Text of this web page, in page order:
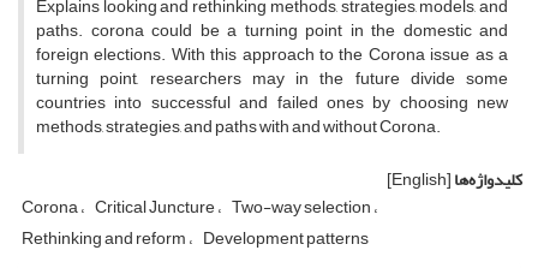
Explains looking and rethinking methods, strategies, models, and
paths. corona could be a turning point in the domestic and
foreign elections. With this approach to the Corona issue as a
turning point, researchers may in the future divide some
countries into successful and failed ones by choosing new
methods, strategies, and paths with and without Corona.
کلیدواژه‌ها[English]
Corona Critical Juncture Two-way selection
Rethinking and reform Development patterns